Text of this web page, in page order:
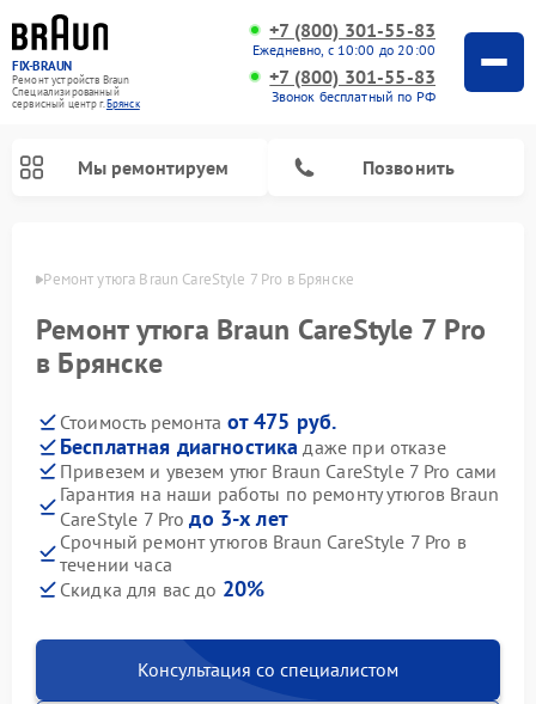
FIX-BRAUN
Ремонт устройств Braun
Специализированный
cервисный центр г.Брянск
+7 (800) 301-55-83
Ежедневно, с 10:00 до 20:00
+7 (800) 301-55-83
Звонок бесплатный по РФ
Мы ремонтируем Позвонить
Ремонт утюга Braun CareStyle 7 Pro в Брянске
Ремонт утюга Braun CareStyle 7 Pro
в Брянске
Стоимость ремонта от 475 руб.
Бесплатная диагностика даже при отказе
Привезем и увезем утюг Braun CareStyle 7 Pro сами
Гарантия на наши работы по ремонту утюгов Braun
CareStyle 7 Proдо 3-х лет
Срочный ремонт утюгов Braun CareStyle 7 Pro в
течении часа
Скидка для вас до 20%
Консультация со специалистом